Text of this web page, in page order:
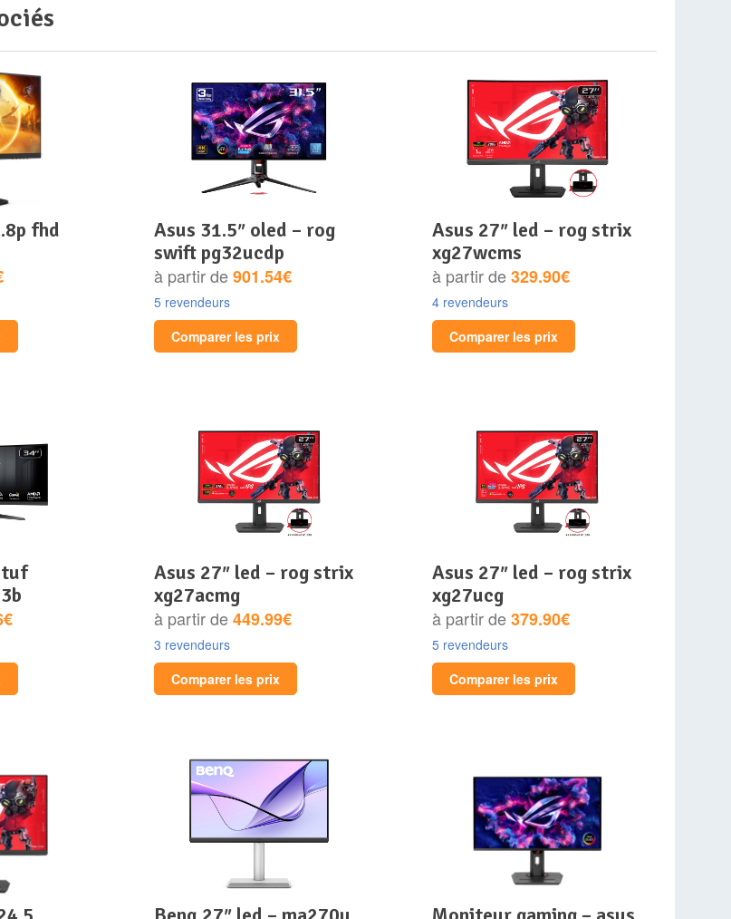
asus 31.5″ oled – rog
swift pg32ucdp
à partir de901.54€
5 revendeurs
Comparer les prix
asus 27″ led – rog strix
xg27wcms
à partir de329.90€
4 revendeurs
Comparer les prix
asus 27″ led – rog strix
xg27acmg
à partir de449.99€
3 revendeurs
Comparer les prix
asus 27″ led – rog strix
xg27ucg
à partir de379.90€
5 revendeurs
Comparer les prix